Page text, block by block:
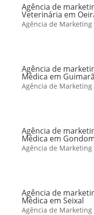
Agência de
Veterinária em
Agência de
Agência de
Médica em
Agência de
Agência de
Médica em
Agência de
Agência de
Médica em Seixal
Agência de